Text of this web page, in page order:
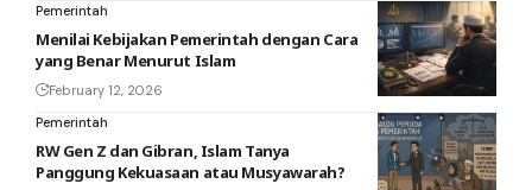
Pemerintah
Menilai Kebijakan Pemerintah dengan Cara
yang Benar Menurut Islam
February 12, 2026
Pemerintah
RW Gen Z dan Gibran, Islam Tanya
Panggung Kekuasaan atau Musyawarah?